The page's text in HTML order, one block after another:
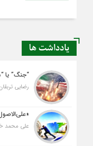
یادداشت ها
“جنگ” یا
رضایی
علی محمد